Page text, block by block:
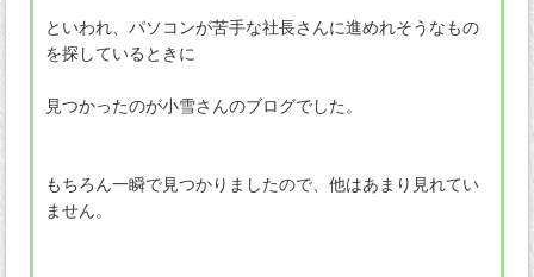
といわれ、パソコンが苦手な社長さんに進めれそうなもの
を探しているときに
見つかったのが小雪さんのブログでした。
もちろん一瞬で見つかりましたので、他はあまり見れてい
ません。